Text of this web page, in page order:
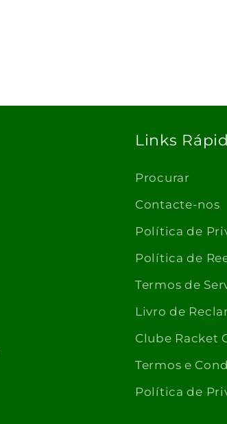
Links
Procurar
Contacte-nos
Política de
Política de
Termos de
Livro de
Clube Racket
Termos e
Política de